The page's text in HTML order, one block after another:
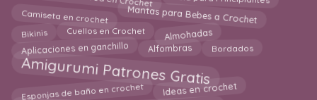
Camiseta en crochet Mantas para Bebes a Crochet
Bikinis Cuellos en Crochet Almohadas
Aplicaciones en ganchillo Alfombras Bordados
Amigurumi Patrones Gratis
Esponjas de baño en crochet Ideas en crochet